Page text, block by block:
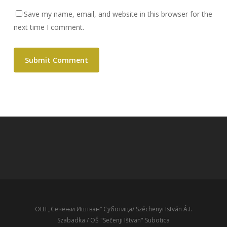
Save my name, email, and website in this browser for the
next time I comment.
ОШ „Сечењи Иштван“ Суботица/ Széchenyi István Á.I.
Szabadka / OŠ "Sečenji Ištvan" Subotica